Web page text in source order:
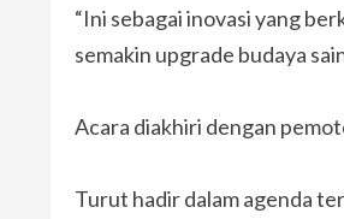
“Ini sebagai inovasi yang
semakin upgrade budaya
Acara diakhiri dengan
Turut hadir dalam agenda